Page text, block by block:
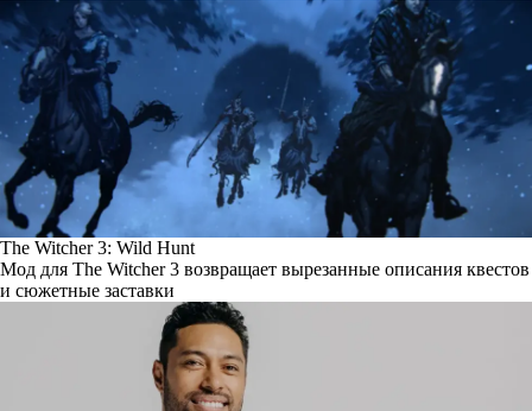
The Witcher 3: Wild Hunt
Мод для The Witcher 3 возвращает вырезанные описания квестов
и сюжетные заставки